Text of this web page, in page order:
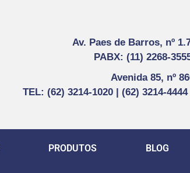
Av. Paes de Barros, nº
PABX: (11) 2268-
Avenida 85, nº
TEL: (62) 3214-1020 | (62) 3214-
PRODUTOS BLOG